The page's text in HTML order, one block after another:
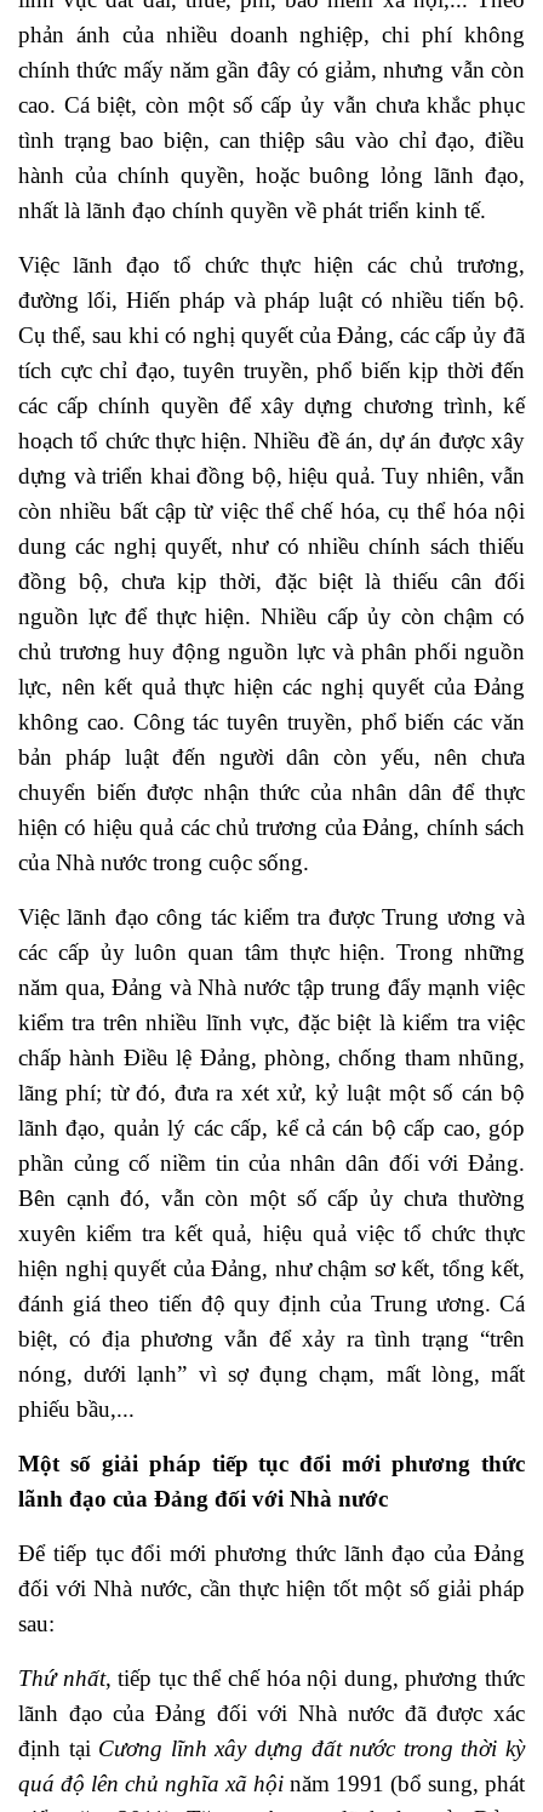
phản ánh của nhiều doanh nghiệp, chi phí không
chính thức mấy năm gần đây có giảm, nhưng vẫn còn
cao. Cá biệt, còn một số cấp ủy vẫn chưa khắc phục
tình trạng bao biện, can thiệp sâu vào chỉ đạo, điều
hành của chính quyền, hoặc buông lỏng lãnh đạo,
nhất là lãnh đạo chính quyền về phát triển kinh tế.
Việc lãnh đạo tổ chức thực hiện các chủ trương,
đường lối, Hiến pháp và pháp luật có nhiều tiến bộ.
Cụ thể, sau khi có nghị quyết của Đảng, các cấp ủy đã
tích cực chỉ đạo, tuyên truyền, phổ biến kịp thời đến
các cấp chính quyền để xây dựng chương trình, kế
hoạch tổ chức thực hiện. Nhiều đề án, dự án được xây
dựng và triển khai đồng bộ, hiệu quả. Tuy nhiên, vẫn
còn nhiều bất cập từ việc thể chế hóa, cụ thể hóa nội
dung các nghị quyết, như có nhiều chính sách thiếu
đồng bộ, chưa kịp thời, đặc biệt là thiếu cân đối
nguồn lực để thực hiện. Nhiều cấp ủy còn chậm có
chủ trương huy động nguồn lực và phân phối nguồn
lực, nên kết quả thực hiện các nghị quyết của Đảng
không cao. Công tác tuyên truyền, phổ biến các văn
bản pháp luật đến người dân còn yếu, nên chưa
chuyển biến được nhận thức của nhân dân để thực
hiện có hiệu quả các chủ trương của Đảng, chính sách
của Nhà nước trong cuộc sống.
Việc lãnh đạo công tác kiểm tra được Trung ương và
các cấp ủy luôn quan tâm thực hiện. Trong những
năm qua, Đảng và Nhà nước tập trung đẩy mạnh việc
kiểm tra trên nhiều lĩnh vực, đặc biệt là kiểm tra việc
chấp hành Điều lệ Đảng, phòng, chống tham nhũng,
lãng phí; từ đó, đưa ra xét xử, kỷ luật một số cán bộ
lãnh đạo, quản lý các cấp, kể cả cán bộ cấp cao, góp
phần củng cố niềm tin của nhân dân đối với Đảng.
Bên cạnh đó, vẫn còn một số cấp ủy chưa thường
xuyên kiểm tra kết quả, hiệu quả việc tổ chức thực
hiện nghị quyết của Đảng, như chậm sơ kết, tổng kết,
đánh giá theo tiến độ quy định của Trung ương. Cá
biệt, có địa phương vẫn để xảy ra tình trạng “trên
nóng, dưới lạnh” vì sợ đụng chạm, mất lòng, mất
phiếu bầu,...
Một số giải pháp tiếp tục đổi mới phương thức
lãnh đạo của Đảng đối với Nhà nước
Để tiếp tục đổi mới phương thức lãnh đạo của Đảng
đối với Nhà nước, cần thực hiện tốt một số giải pháp
sau:
Thứ nhất, tiếp tục thể chế hóa nội dung, phương thức
lãnh đạo của Đảng đối với Nhà nước đã được xác
định tại Cương lĩnh xây dựng đất nước trong thời kỳ
quá độ lên chủ nghĩa xã hội năm 1991 (bổ sung, phát